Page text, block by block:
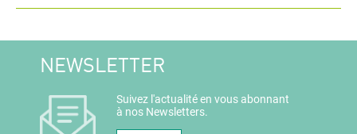
NEWSLETTER
Suivez l'actualité en vous abonnant
à nos Newsletters.